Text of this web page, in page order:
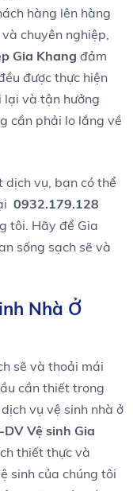
hàng lên hàng
chuyên nghiệp,
Gia Khang đảm⁢
được⁢ thực hiện
lại và tận hưởng
cần phải lo lắng về
vụ, bạn có thể
0932.179.128
tôi. Hãy‌ để Gia
sống sạch sẽ‍ và
Nhà Ở
sẽ và thoải​ mái
cần ​thiết trong
vụ vệ sinh ⁢nhà ở
Vệ sinh​ Gia
thiết thực và
sinh⁢ của chúng tôi